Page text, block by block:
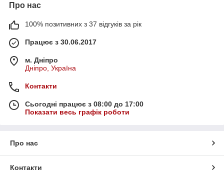
Про нас
100% позитивних з 37 відгуків за рік
Працює з 30.06.2017
м. Дніпро
Дніпро, Україна
Контакти
Сьогодні працює з 08:00 до 17:00
Показати весь графік роботи
Про нас
Контакти